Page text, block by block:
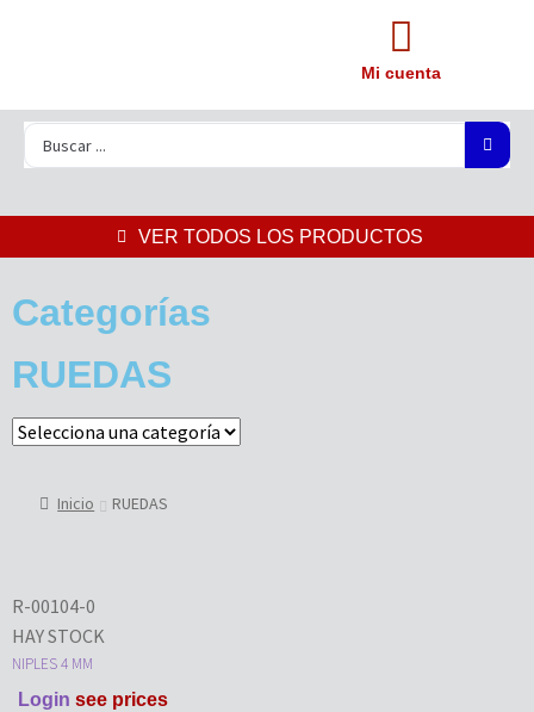
Mi cuenta
VER TODOS LOS PRODUCTOS
Categorías
RUEDAS
Inicio RUEDAS
R-00104-0
HAY STOCK
NIPLES 4 MM
Login see prices